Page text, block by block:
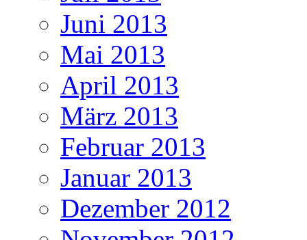
Juni 2013
Mai 2013
April 2013
März 2013
Februar 2013
Januar 2013
Dezember 2012